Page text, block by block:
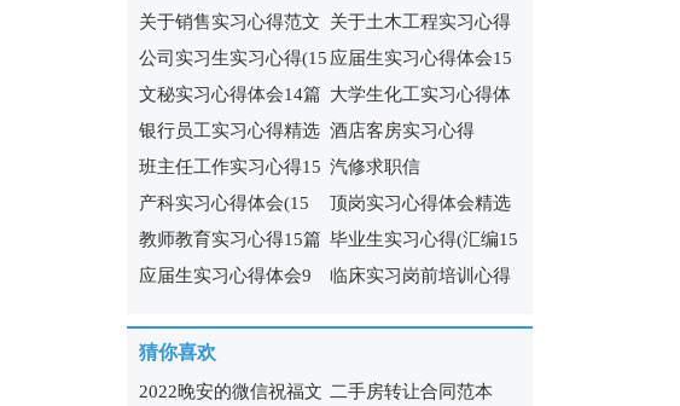
关于销售实习心得范文
7篇
关于土木工程实习心得
体会
公司实习生实习心得(15
篇)
应届生实习心得体会15
篇
文秘实习心得体会14篇 大学生化工实习心得体
会
银行员工实习心得精选
9篇
酒店客房实习心得
班主任工作实习心得15
篇
汽修求职信
产科实习心得体会(15
篇)
顶岗实习心得体会精选
15篇
教师教育实习心得15篇 毕业生实习心得(汇编15
篇)
应届生实习心得体会9
临床实习岗前培训心得
猜你喜欢
2022晚安的微信祝福文 二手房转让合同范本